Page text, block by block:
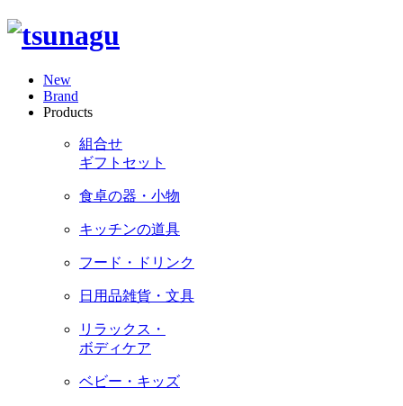
New
Brand
Products
組合せ
ギフトセット
食卓の器・小物
キッチンの道具
フード・ドリンク
日用品雑貨・文具
リラックス・
ボディケア
ベビー・キッズ